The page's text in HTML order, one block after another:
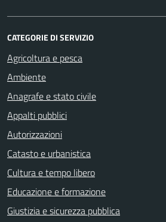
CATEGORIE DI SERVIZIO
Agricoltura e pesca
Ambiente
Anagrafe e stato civile
Appalti pubblici
Autorizzazioni
Catasto e urbanistica
Cultura e tempo libero
Educazione e formazione
Giustizia e sicurezza pubblica